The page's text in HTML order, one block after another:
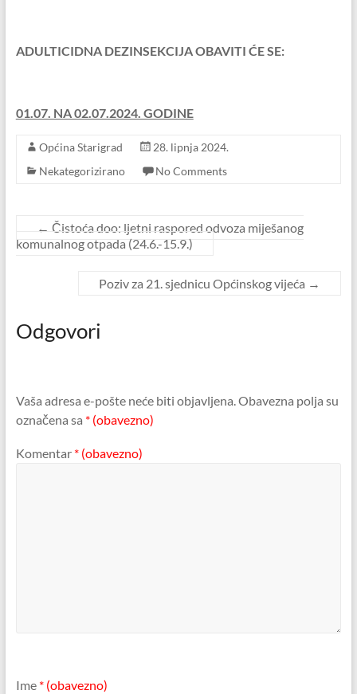
ADULTICIDNA DEZINSEKCIJA OBAVITI ĆE SE:
01.07. NA 02.07.2024. GODINE
Općina Starigrad
28. lipnja 2024.
Nekategorizirano
No Comments
← Čistoća doo: ljetni raspored odvoza miješanog
komunalnog otpada (24.6.-15.9.)
Poziv za 21. sjednicu Općinskog vijeća →
Odgovori
Vaša adresa e-pošte neće biti objavljena.Obavezna polja su
označena sa * (obavezno)
Komentar * (obavezno)
Ime * (obavezno)